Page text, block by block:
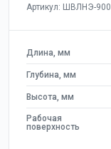
Артикул: ШВЛНЭ-900
Длина, мм
Глубина, мм
Высота, мм
Рабочая
поверхность